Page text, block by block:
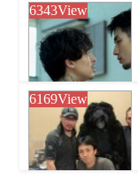
6343View
6169View